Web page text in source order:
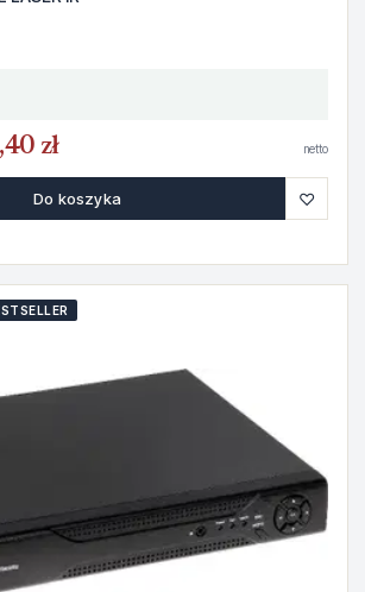
zł netto
Do koszyka ♡